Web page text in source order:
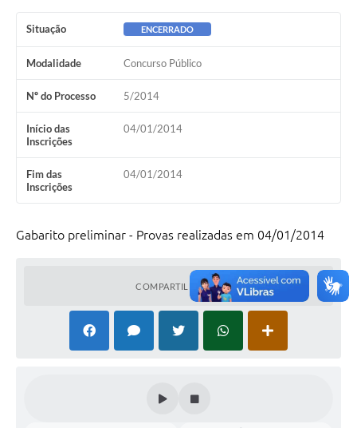
Situação ENCERRADO
Modalidade Concurso Público
Nº do Processo 5/2014
Início das
Inscrições
04/01/2014
Fim das
Inscrições
04/01/2014
Gabarito preliminar - Provas realizadas em 04/01/2014
COMPARTILHAR